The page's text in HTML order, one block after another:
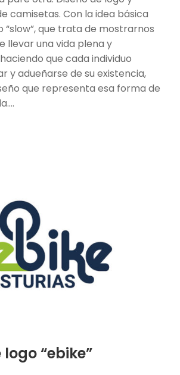
camisetas. Con la idea básica
“slow”, que trata de mostrarnos
llevar una vida plena y
que cada individuo
y adueñarse de su existencia,
que representa esa forma de
logo “ebike”